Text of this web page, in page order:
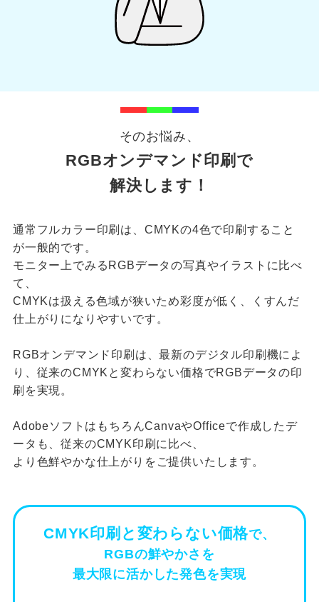
そのお悩み、
RGBオンデマンド印刷で
解決します！
通常フルカラー印刷は、CMYKの4色で印刷すること
が一般的です。
モニター上でみるRGBデータの写真やイラストに比べ
て、
CMYKは扱える色域が狭いため彩度が低く、くすんだ
仕上がりになりやすいです。
RGBオンデマンド印刷は、最新のデジタル印刷機によ
り、従来のCMYKと変わらない価格でRGBデータの印
刷を実現。
AdobeソフトはもちろんCanvaやOfficeで作成したデ
ータも、従来のCMYK印刷に比べ、
より色鮮やかな仕上がりをご提供いたします。
CMYK印刷と変わらない価格で、
RGBの鮮やかさを
最大限に活かした発色を実現